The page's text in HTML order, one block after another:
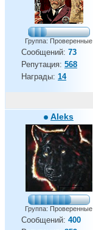
Группа: Проверенные
Сообщений: 73
Репутация: 568
Награды: 14
Aleks
Группа: Проверенные
Сообщений: 400